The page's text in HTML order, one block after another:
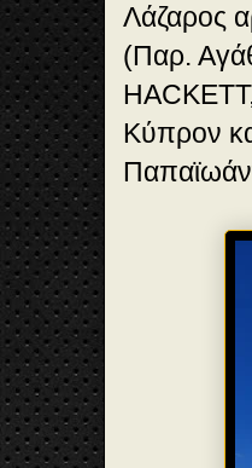
Λάζαρος
(Παρ.
Κύπρον